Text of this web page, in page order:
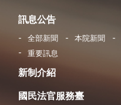
訊息公告
全部新聞 本院新聞
重要訊息
新制介紹
國民法官服務臺